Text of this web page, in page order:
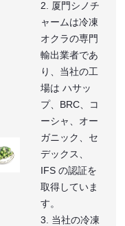
2. 厦門シノチ
ャームは冷凍
オクラの専門
輸出業者であ
り、当社の工
場は ハサッ
プ、BRC、コ
ーシャ、オー
ガニック、セ
デックス、
IFS の認証を
取得していま
す。
3. 当社の冷凍